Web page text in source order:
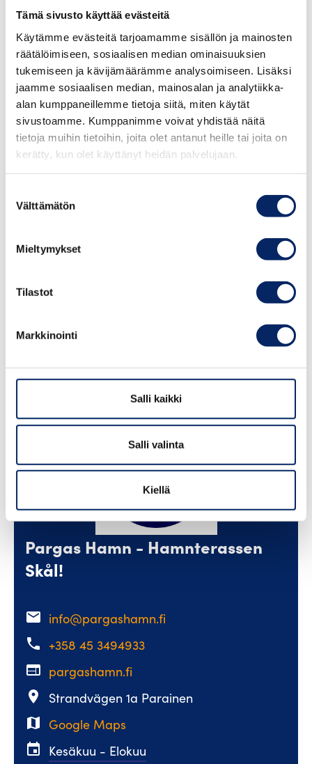
Tämä sivusto käyttää evästeitä
Käytämme evästeitä tarjoamamme sisällön ja mainosten
räätälöimiseen, sosiaalisen median ominaisuuksien
tukemiseen ja kävijämäärämme analysoimiseen. Lisäksi
jaamme sosiaalisen median, mainosalan ja analytiikka-
alan kumppaneillemme tietoja siitä, miten käytät
sivustoamme. Kumppanimme voivat yhdistää näitä
tietoja muihin tietoihin, joita olet antanut heille tai joita on
kerätty, kun olet käyttänyt heidän palvelujaan.
valinta
Välttämätön
Mieltymykset
Tilastot
Markkinointi
Salli kaikki
Salli valinta
Kiellä
Satamaterassi Skål!
Olemme perheystävällinen satama aivan
Kävelymatkan päässä löytyy kaupat, hotelli,
ranta, leikkipuisto, kulkuyhteydet, ja kaupungin
Pargas Hamn - Hamnterassen
Skål!
email info@pargashamn.fi
phone +358 45 3494933
web pargashamn.fi
place
Strandvägen 1a Parainen
map Google Maps
event Kesäkuu - Elokuu